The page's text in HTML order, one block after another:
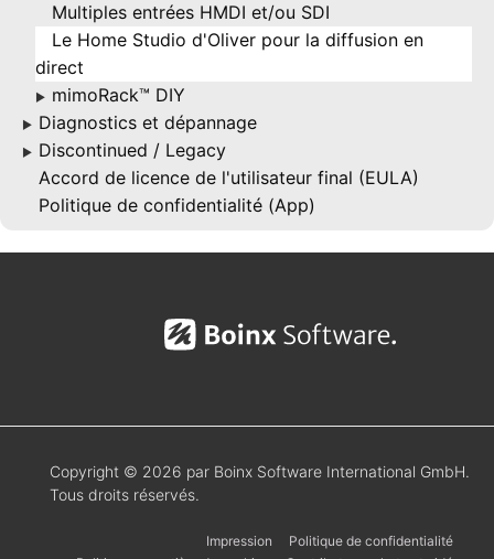
Multiples entrées HMDI et/ou SDI
Le Home Studio d'Oliver pour la diffusion en
direct
▶ mimoRack™ DIY
▶ Diagnostics et dépannage
▶ Discontinued / Legacy
Accord de licence de l'utilisateur final (EULA)
Politique de confidentialité (App)
Copyright © 2026 par Boinx Software International GmbH.
Tous droits réservés.
Impression
Politique de confidentialité